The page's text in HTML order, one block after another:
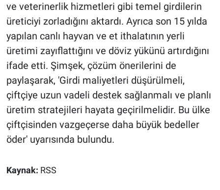
ve veterinerlik hizmetleri gibi temel girdilerin
üreticiyi zorladığını aktardı. Ayrıca son 15 yılda
yapılan canlı hayvan ve et ithalatının yerli
üretimi zayıflattığını ve döviz yükünü artırdığını
ifade etti. Şimşek, çözüm önerilerini de
paylaşarak, 'Girdi maliyetleri düşürülmeli,
çiftçiye uzun vadeli destek sağlanmalı ve planlı
üretim stratejileri hayata geçirilmelidir. Bu ülke
çiftçisinden vazgeçerse daha büyük bedeller
öder' uyarısında bulundu.
Kaynak: RSS